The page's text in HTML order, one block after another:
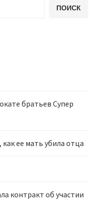
ПОИСК
братьев Супер
ее мать убила отца
контракт об участии